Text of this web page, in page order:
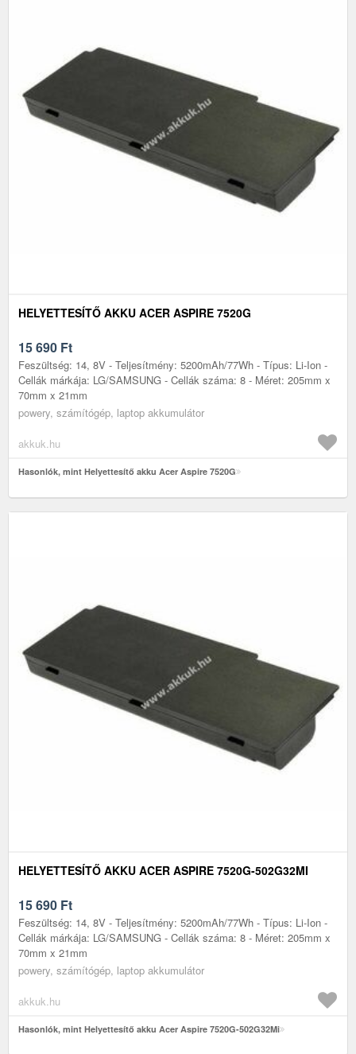
HELYETTESÍTŐ AKKU ACER ASPIRE 7520G
15 690 Ft
Feszültség: 14, 8V - Teljesítmény: 5200mAh/77Wh - Típus: Li-Ion -
Cellák márkája: LG/SAMSUNG - Cellák száma: 8 - Méret: 205mm x
70mm x 21mm
powery, számítógép, laptop akkumulátor
akkuk.hu
Hasonlók, mint Helyettesítő akku Acer Aspire 7520G
HELYETTESÍTŐ AKKU ACER ASPIRE 7520G-502G32MI
15 690 Ft
Feszültség: 14, 8V - Teljesítmény: 5200mAh/77Wh - Típus: Li-Ion -
Cellák márkája: LG/SAMSUNG - Cellák száma: 8 - Méret: 205mm x
70mm x 21mm
powery, számítógép, laptop akkumulátor
akkuk.hu
Hasonlók, mint Helyettesítő akku Acer Aspire 7520G-502G32Mi